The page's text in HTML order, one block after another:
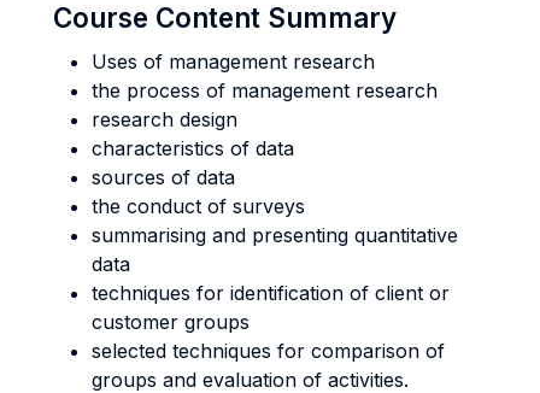
Course Content Summary
Uses of management research
the process of management research
research design
characteristics of data
sources of data
the conduct of surveys
summarising and presenting quantitative
data
techniques for identification of client or
customer groups
selected techniques for comparison of
groups and evaluation of activities.